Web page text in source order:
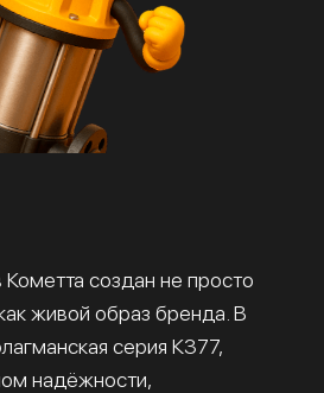
создан не просто
живой образ бренда. В
серия К377,
надёжности,